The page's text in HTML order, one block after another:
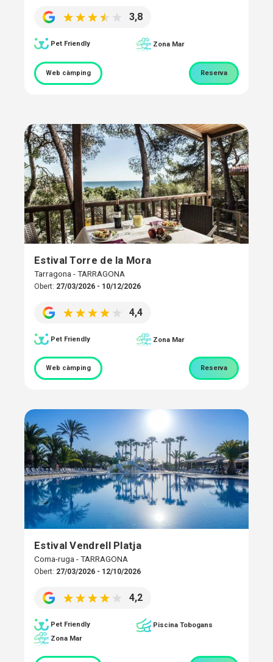
3,8
Pet Friendly Zona Mar
Web càmping Reserva
Estival Torre de la Mora
Tarragona - TARRAGONA
Obert: 27/03/2026 - 10/12/2026
4,4
Pet Friendly Zona Mar
Web càmping Reserva
Estival Vendrell Platja
Coma-ruga - TARRAGONA
Obert: 27/03/2026 - 12/10/2026
4,2
Pet Friendly
Piscina Tobogans
Zona Mar